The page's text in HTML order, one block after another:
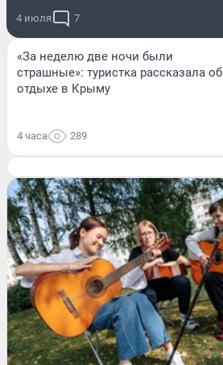
4 июля 7
«За неделю две ночи были
страшные»: туристка рассказала об
отдыхе в Крыму
4 часа 289